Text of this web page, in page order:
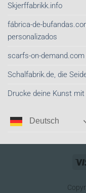
Skjerffabrikk.info
fábrica-de-
personalizados
scarfs-on-demand.com
Schalfabrik.de, die
Drucke deine Kunst
Deutsch